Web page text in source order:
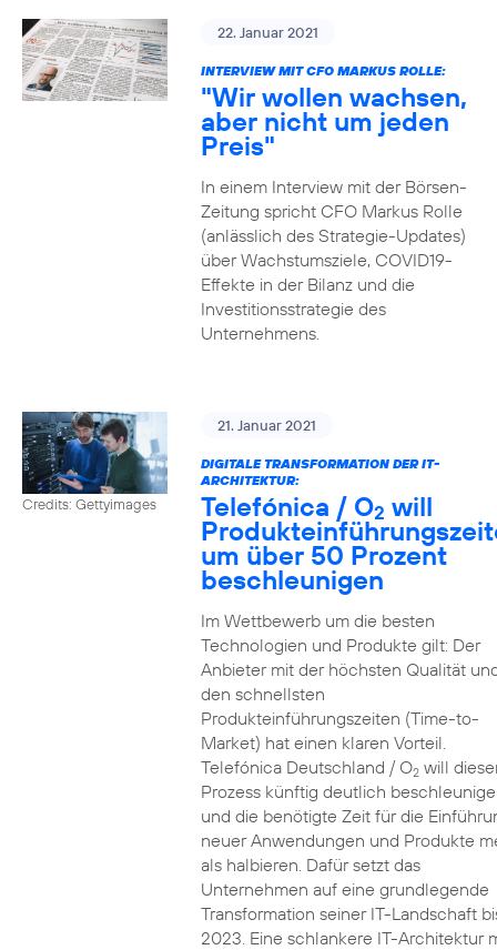
22. Januar 2021
INTERVIEW MIT CFO MARKUS ROLLE:
"Wir wollen wachsen,
aber nicht um jeden
Preis"
In einem Interview mit der Börsen-
Zeitung spricht CFO Markus Rolle
(anlässlich des Strategie-Updates)
über Wachstumsziele, COVID19-
Effekte in der Bilanz und die
Investitionsstrategie des
Unternehmens.
Credits: Gettyimages
21. Januar 2021
DIGITALE TRANSFORMATION DER IT-
ARCHITEKTUR:
Telefónica / O2 will
um über 50 Prozent
beschleunigen
Im Wettbewerb um die besten
Technologien und Produkte gilt: Der
Anbieter mit der höchsten Qualität
den schnellsten
Produkteinführungszeiten (Time-to-
Market) hat einen klaren Vorteil.
Telefónica Deutschland / O2will
Prozess künftig deutlich
und die benötigte Zeit für die
neuer Anwendungen und Produkte
als halbieren. Dafür setzt das
Unternehmen auf eine grundlegende
Transformation seiner IT-Landschaft
2023. Eine schlankere IT-Architektur